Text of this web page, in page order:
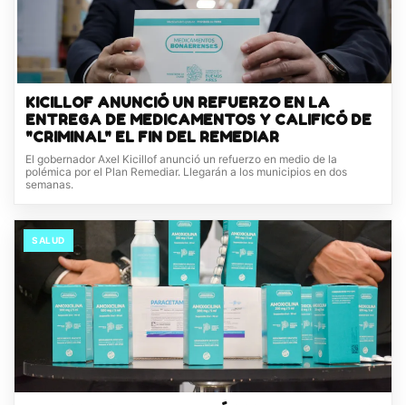
KICILLOF ANUNCIÓ UN REFUERZO EN LA
ENTREGA DE MEDICAMENTOS Y CALIFICÓ DE
"CRIMINAL" EL FIN DEL REMEDIAR
El gobernador Axel Kicillof anunció un refuerzo en medio de la
polémica por el Plan Remediar. Llegarán a los municipios en dos
semanas.
SALUD